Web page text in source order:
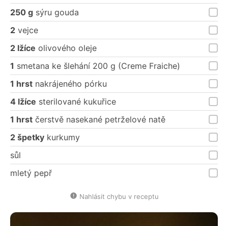
250 g sýru gouda
2 vejce
2 lžíce olivového oleje
1 smetana ke šlehání 200 g (Creme Fraiche)
1 hrst nakrájeného pórku
4 lžíce sterilované kukuřice
1 hrst čerstvě nasekané petrželové natě
2 špetky kurkumy
sůl
mletý pepř
Nahlásit chybu v receptu